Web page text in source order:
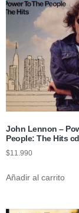
John Lennon –
People: The Hits
$11.990
Añadir al carrito